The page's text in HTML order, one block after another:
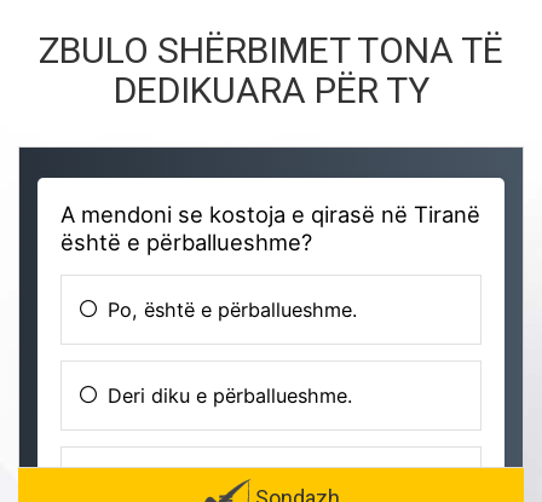
ZBULO SHËRBIMET TONA TË
DEDIKUARA PËR TY